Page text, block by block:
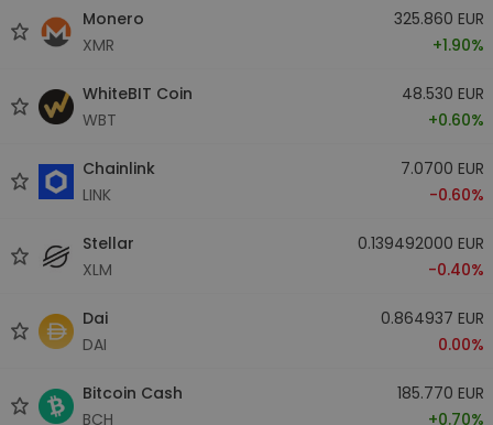
Monero
XMR
325.860 EUR
+1.90%
WhiteBIT Coin
WBT
48.530 EUR
+0.60%
Chainlink
LINK
7.0700 EUR
-0.60%
Stellar
XLM
0.139492000 EUR
-0.40%
Dai
DAI
0.864937 EUR
0.00%
Bitcoin Cash
BCH
185.770 EUR
+0.70%